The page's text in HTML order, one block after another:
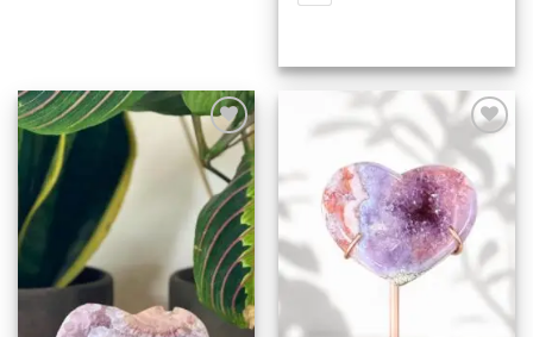
Añadir
a la
lista de
deseos
Añadir
a la
lista de
deseos